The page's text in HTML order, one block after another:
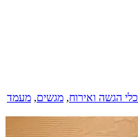
כלי הגשה ואירוח, מגשים, מעמד